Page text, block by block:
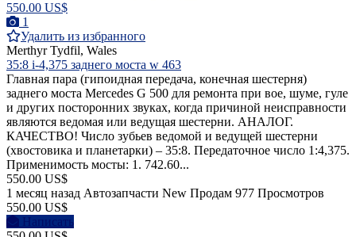
550.00 US$
1
Удалить из избранного
Merthyr Tydfil, Wales
35:8 i-4,375 заднего моста w 463
Главная пара (гипоидная передача, конечная шестерня)
заднего моста Mercedes G 500 для ремонта при вое, шуме, гуле
и других посторонних звуках, когда причиной неисправности
являются ведомая или ведущая шестерни. АНАЛОГ.
КАЧЕСТВО! Число зубьев ведомой и ведущей шестерни
(хвостовика и планетарки) – 35:8. Передаточное число 1:4,375.
Применимость мосты: 1. 742.60...
550.00 US$
1 месяц назад Автозапчасти New Продам 977 Просмотров
550.00 US$
Написать